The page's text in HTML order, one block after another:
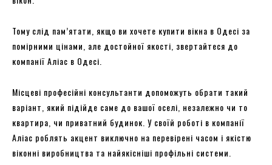
Тому слід пам’ятати, якщо ви хочете купити вікна в Одесі за
помірними цінами, але достойної якості, звертайтеся до
компанії Аліас в Одесі.
Місцеві професійні консультанти допоможуть обрати такий
варіант, який підійде саме до вашої оселі, незалежно чи то
квартира, чи приватний будинок. У своїй роботі в компанії
Аліас роблять акцент виключно на перевірені часом і якістю
віконні виробництва та найякісніші профільні системи.